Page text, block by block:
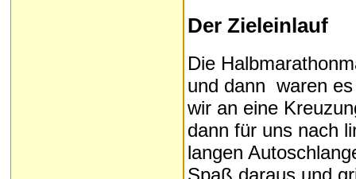
Der Zieleinlauf
Die
und dann waren
wir an eine
dann für uns nach
langen
Spaß daraus und